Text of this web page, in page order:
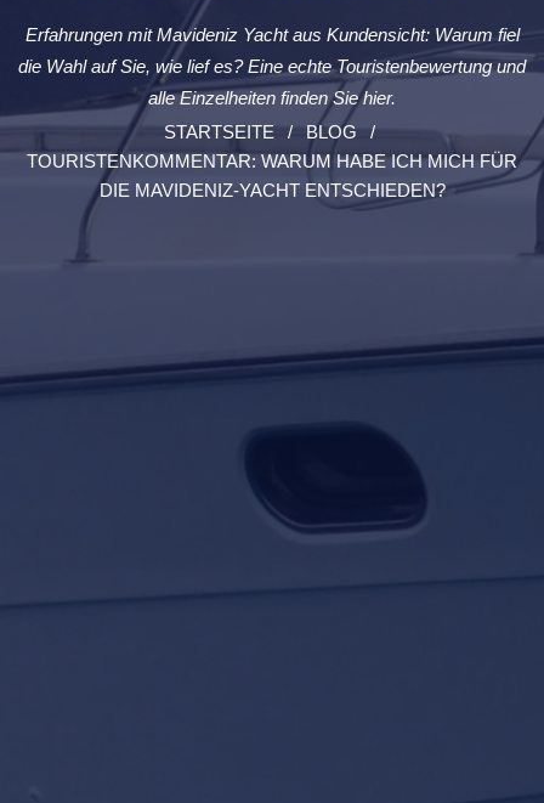
Erfahrungen mit Mavideniz Yacht aus Kundensicht: Warum fiel
die Wahl auf Sie, wie lief es? Eine echte Touristenbewertung und
alle Einzelheiten finden Sie hier.
STARTSEITE
BLOG
TOURISTENKOMMENTAR: WARUM HABE ICH MICH FÜR
DIE MAVIDENIZ-YACHT ENTSCHIEDEN?